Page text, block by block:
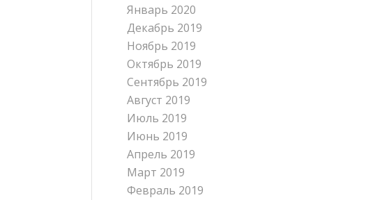
Январь 2020
Декабрь 2019
Ноябрь 2019
Октябрь 2019
Сентябрь 2019
Август 2019
Июль 2019
Июнь 2019
Апрель 2019
Март 2019
Февраль 2019